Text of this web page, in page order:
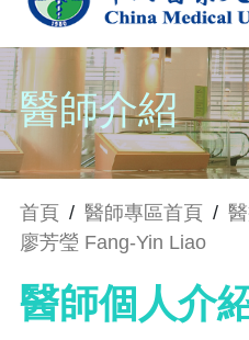
醫師介紹
首頁 / 醫師專區首頁 /
廖芳瑩 Fang-Yin Liao
醫師個人介